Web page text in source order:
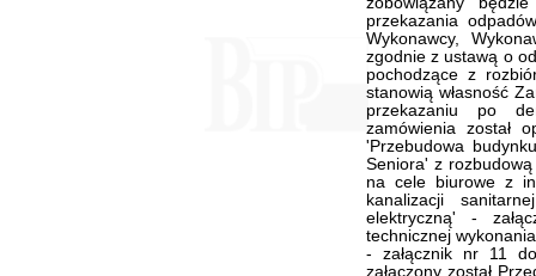
przekazania
Wykonawcy,
zgodnie z ustawą o
pochodzące z
stanowią własność
przekazaniu po
zamówienia został
'Przebudowa
Seniora' z
na cele biurowe z
kanalizacji
elektryczną' -
technicznej
- załącznik nr 11
załączony został